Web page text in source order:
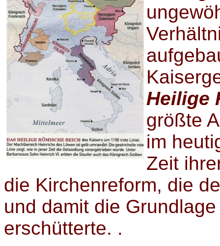
Heilige
größte
im
Zeit
die Kirchenreform, die
und damit die
erschütterte. .